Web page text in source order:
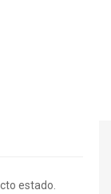
estado.